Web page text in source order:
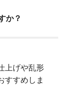
か？
上げや乱形
すすめしま